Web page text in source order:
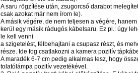
A saru rögzítése után, zsugorcső darabot
csak azokat már nem írom le).
A másik végére, de nem teljesen a végére,
kerül egy másik rádugós kábelsaru. Ez pl.: úgy
le kell venni
a szigetelést, félbehajtani a csupasz részt, és
része. Ide fog csatlakozni a kamera pozitív
A maradék 6-7 cm pedig alkalmas lesz, hogy
tolatólámpa pozitív vezetékével.